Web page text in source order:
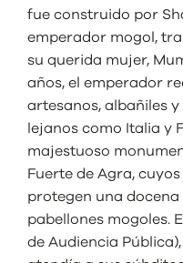
fue construido por
emperador mogol,
su querida mujer,
años, el emperador
artesanos, albañiles
lejanos como Italia y
majestuoso
Fuerte de Agra,
protegen una
pabellones mogoles.
de Audiencia